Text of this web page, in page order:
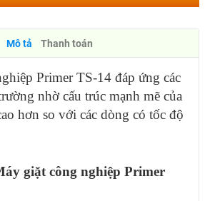
Mô tả Thanh toán
Primer TS-14 đáp ứng các
nhờ cấu trúc mạnh mẽ của
hơn so với các dòng có tốc độ
giặt công nghiệp Primer